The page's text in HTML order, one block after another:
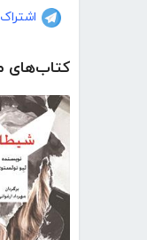
کتاب‌های